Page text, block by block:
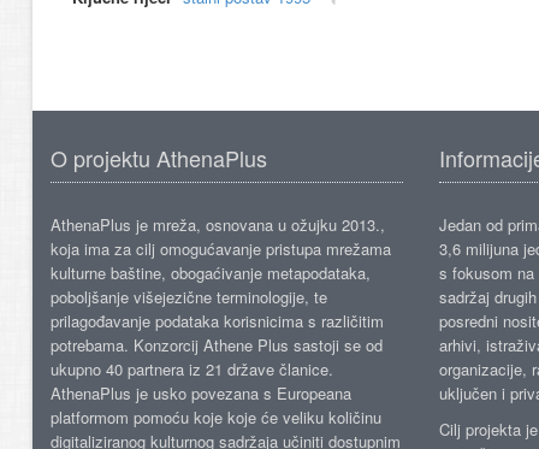
O projektu AthenaPlus
AthenaPlus je mreža, osnovana u ožujku 2013.,
koja ima za cilj omogućavanje pristupa mrežama
kulturne baštine, obogaćivanje metapodataka,
poboljšanje višejezične terminologije, te
prilagođavanje podataka korisnicima s različitim
potrebama. Konzorcij Athene Plus sastoji se od
ukupno 40 partnera iz 21 države članice.
AthenaPlus je usko povezana s Europeana
platformom pomoću koje koje će veliku količinu
digitaliziranog kulturnog sadržaja učiniti dostupnim
Jedan od
3,6 milijuna
s fokusom
sadržaj
posredni
arhivi,
organizacije,
uključen i
Cilj projekta